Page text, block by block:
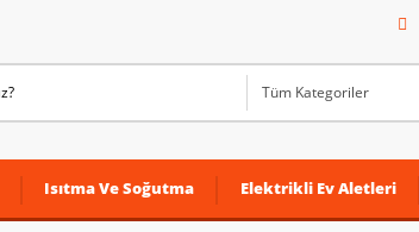
Isıtma Ve Soğutma Elektrikli Ev Aletleri